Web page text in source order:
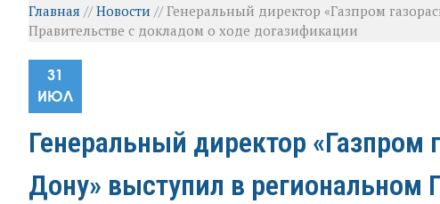
Главная //Новости //Генеральный директор «Газпром
Правительстве с докладом о ходе догазификации
31
ИЮЛ
Генеральный директор «Газпром
Дону» выступил в региональном